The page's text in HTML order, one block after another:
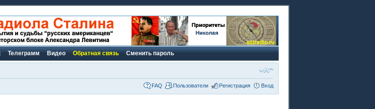
Телеграмм Видео Обратная связь Сменить пароль
FAQ Пользователи Регистрация Вход